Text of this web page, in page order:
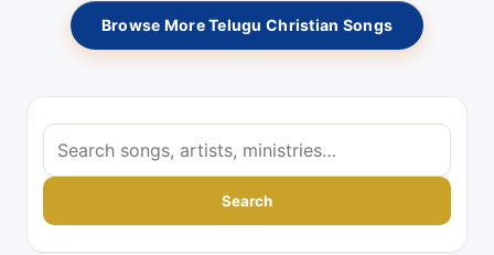
Browse More Telugu Christian Songs
S
e
a
r
Search